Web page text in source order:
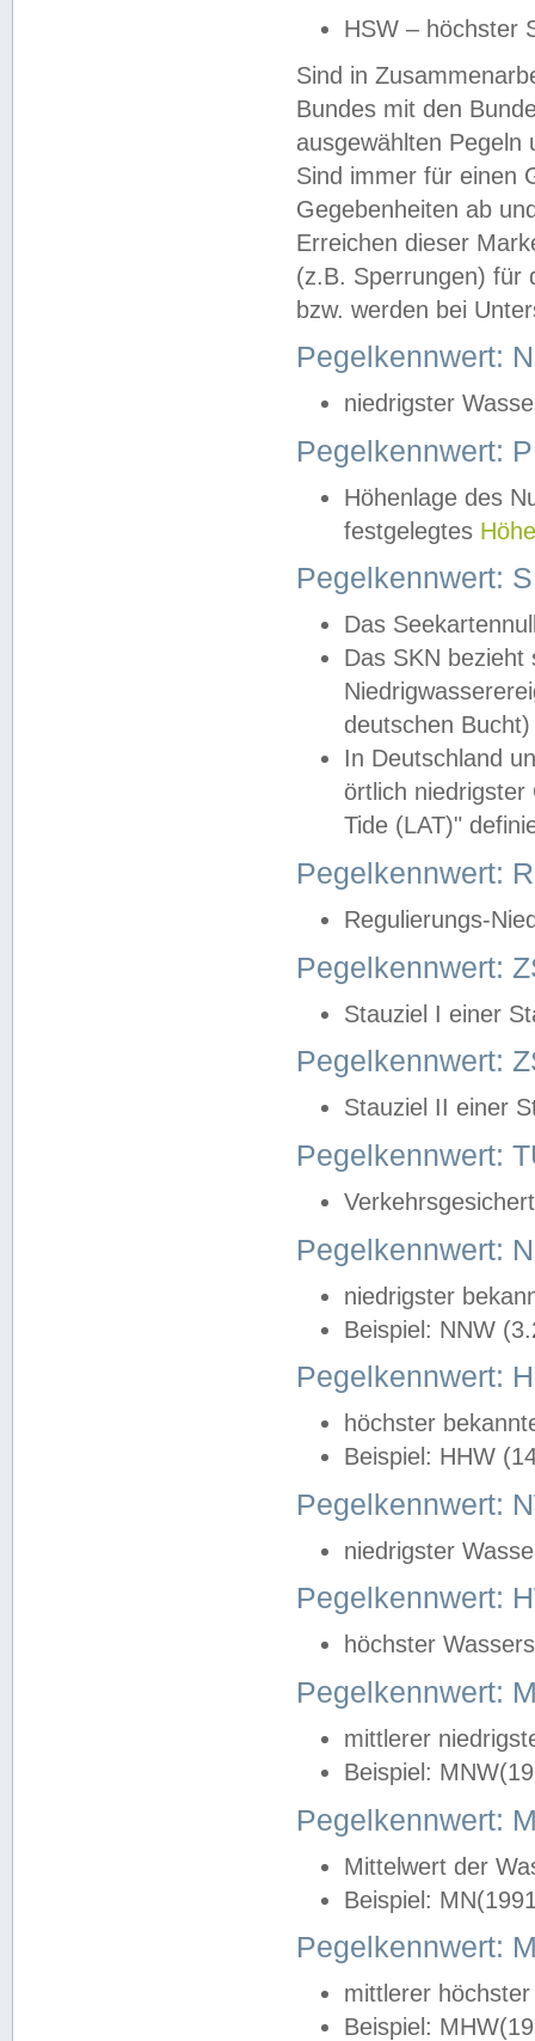
HSW – höchster
Sind in
Bundes mit den
ausgewählten
Sind immer für einen
Gegebenheiten ab
Erreichen dieser
(z.B. Sperrungen) für
bzw. werden bei
Pegelkennwert:
niedrigster
Pegelkennwert:
Höhenlage des
festgelegtes
Pegelkennwert:
Das
Das SKN
deutschen
In Deutschland
örtlich
Tide (LAT)"
Pegelkennwert:
Regulierungs-
Pegelkennwert:
Stauziel I einer
Pegelkennwert:
Stauziel II einer
Pegelkennwert:
Pegelkennwert:
niedrigster
Beispiel: NNW
Pegelkennwert:
höchster
Beispiel: HHW
Pegelkennwert:
niedrigster
Pegelkennwert:
höchster
Pegelkennwert:
mittlerer
Beispiel:
Pegelkennwert:
Mittelwert der
Beispiel:
Pegelkennwert:
mittlerer
Beispiel: